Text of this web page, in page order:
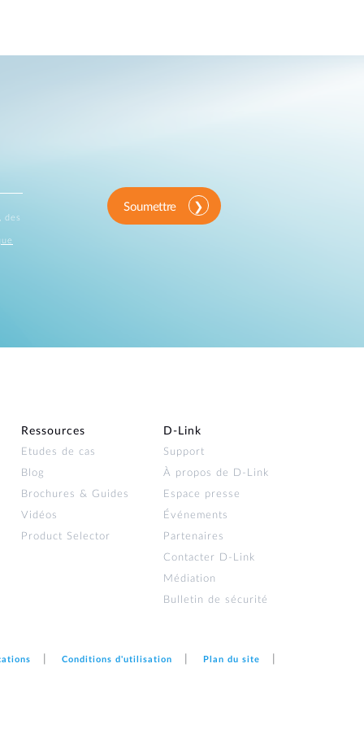
des
Soumettre
Ressources
Etudes de cas
Blog
Brochures & Guides
Vidéos
Product Selector
D‑Link
Support
À propos de D‑Link
Espace presse
Événements
Partenaires
Contacter D‑Link
Médiation
Bulletin de sécurité
Conditions d'utilisation Plan du site